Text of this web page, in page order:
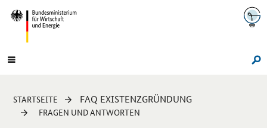
Navigation
Hauptmenü
Sie
sind
STARTSEITE FAQ EXISTENZGRÜNDUNG
FRAGEN UND ANTWORTEN